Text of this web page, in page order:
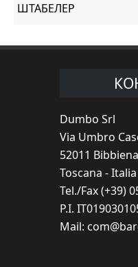
ШТАБЕЛЕР
Dumbo Srl
Via Umbro
52011
Toscana - Italia
Tel./Fax (+39)
P.I.
Mail: